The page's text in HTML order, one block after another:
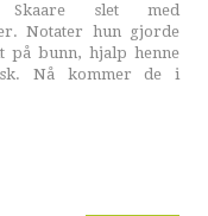
Skaare slet med
Notater hun gjorde
på bunn, hjalp henne
Nå kommer de i